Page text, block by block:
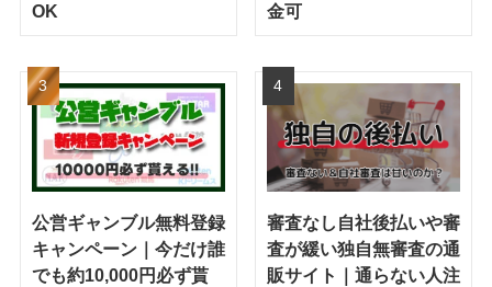
OK
金可
公営ギャンブル無料登録
キャンペーン｜今だけ誰
でも約10,000円必ず貰
審査なし自社後払いや審
査が緩い独自無審査の通
販サイト｜通らない人注